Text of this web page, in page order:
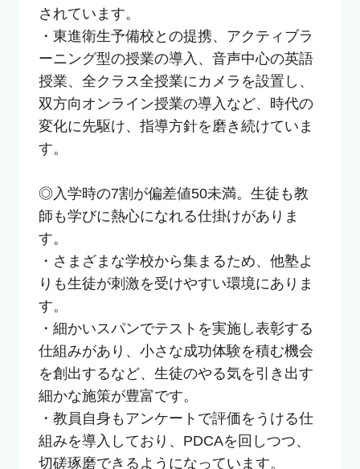
されています。
・東進衛生予備校との提携、アクティブラ
ーニング型の授業の導入、音声中心の英語
授業、全クラス全授業にカメラを設置し、
双方向オンライン授業の導入など、時代の
変化に先駆け、指導方針を磨き続けていま
す。
◎入学時の7割が偏差値50未満。生徒も教
師も学びに熱心になれる仕掛けがありま
す。
・さまざまな学校から集まるため、他塾よ
りも生徒が刺激を受けやすい環境にありま
す。
・細かいスパンでテストを実施し表彰する
仕組みがあり、小さな成功体験を積む機会
を創出するなど、生徒のやる気を引き出す
細かな施策が豊富です。
・教員自身もアンケートで評価をうける仕
組みを導入しており、PDCAを回しつつ、
切磋琢磨できるようになっています。